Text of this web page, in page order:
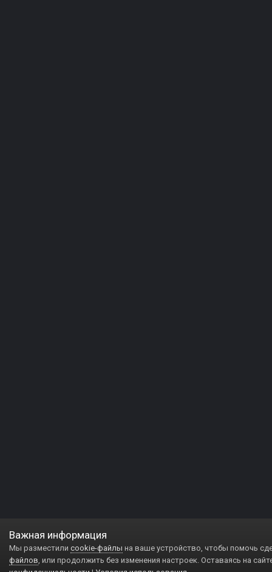
Важная информация
Мы разместили cookie-файлы на ваше устройство, чтобы помочь
файлов, или продолжить без изменения настроек. Оставаясь на